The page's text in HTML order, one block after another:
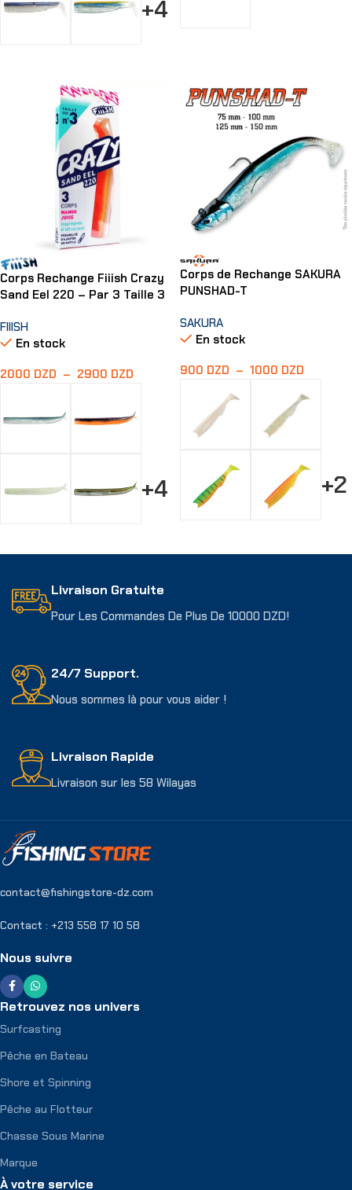
+4
Corps Rechange Fiiish Crazy
Sand Eel 220 – Par 3 Taille 3
FIIISH
En stock
2000 DZD – 2900 DZD
+4
Corps de Rechange SAKURA
PUNSHAD-T
SAKURA
En stock
900 DZD – 1000 DZD
+2
Livraison Gratuite
Pour Les Commandes De Plus De 10000 DZD!
24/7 Support.
Nous sommes là pour vous aider !
Livraison Rapide
Livraison sur les 58 Wilayas
contact@fishingstore-dz.com
Contact : +213 558 17 10 58
Nous suivre
Retrouvez nos univers
Surfcasting
Pêche en Bateau
Shore et Spinning
Pêche au Flotteur
Chasse Sous Marine
Marque
À votre service